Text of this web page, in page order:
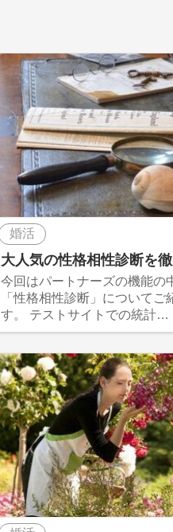
婚活
大人気の性格相性診断を徹
今回はパートナーズの機能の
「性格相性診断」についてご
す。 テストサイトでの統計…